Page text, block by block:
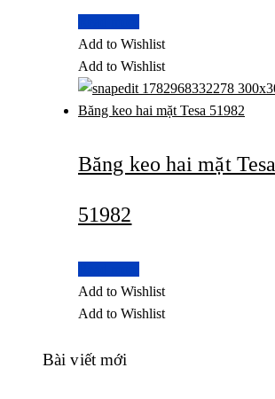
Add to Wishlist
Add to Wishlist
Băng keo hai mặt Tesa
51982
Add to Wishlist
Add to Wishlist
Bài viết mới